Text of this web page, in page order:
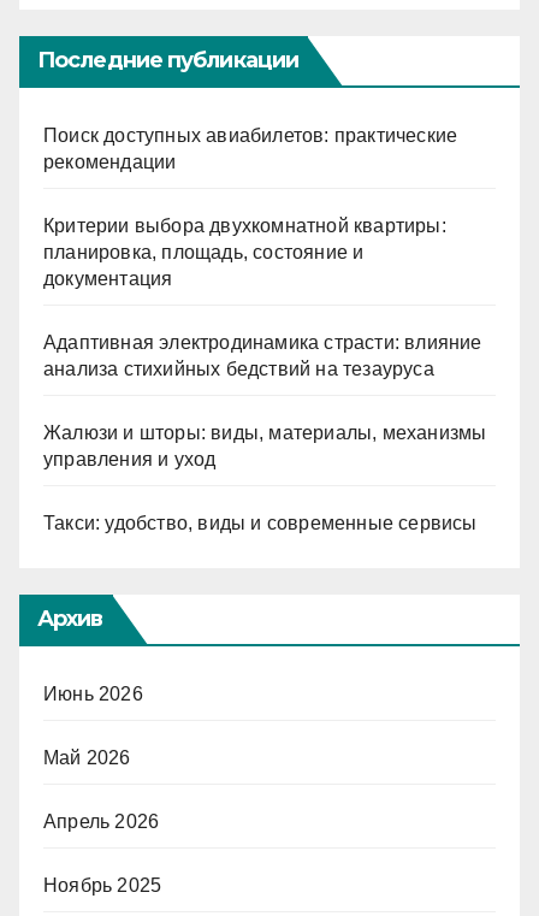
Последние публикации
Поиск доступных авиабилетов: практические
рекомендации
Критерии выбора двухкомнатной квартиры:
планировка, площадь, состояние и
документация
Адаптивная электродинамика страсти: влияние
анализа стихийных бедствий на тезауруса
Жалюзи и шторы: виды, материалы, механизмы
управления и уход
Такси: удобство, виды и современные сервисы
Архив
Июнь 2026
Май 2026
Апрель 2026
Ноябрь 2025